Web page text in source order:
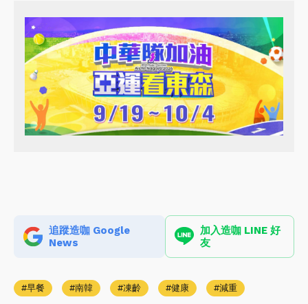
追蹤造咖 Google
News
加入造咖 LINE 好
友
早餐 南韓 凍齡 健康 減重